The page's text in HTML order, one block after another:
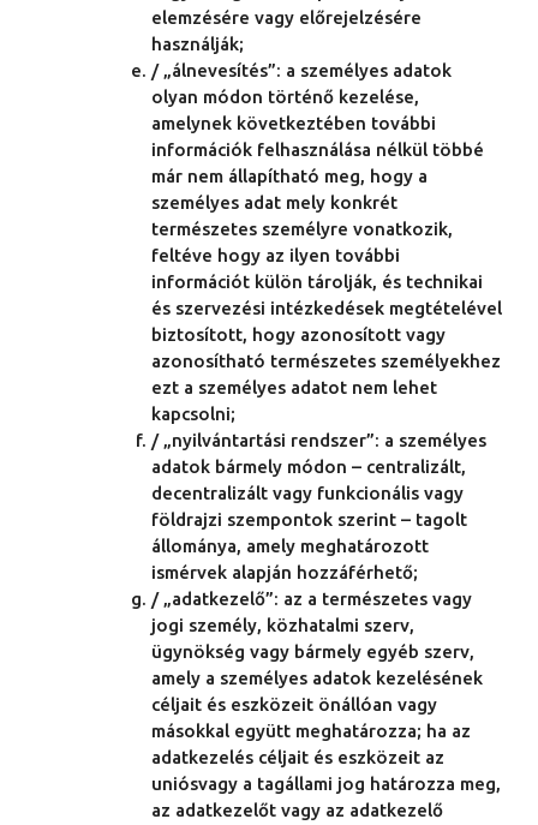
elemzésére vagy előrejelzésére
használják;
/ „álnevesítés”: a személyes adatok
olyan módon történő kezelése,
amelynek következtében további
információk felhasználása nélkül többé
már nem állapítható meg, hogy a
személyes adat mely konkrét
természetes személyre vonatkozik,
feltéve hogy az ilyen további
információt külön tárolják, és technikai
és szervezési intézkedések megtételével
biztosított, hogy azonosított vagy
azonosítható természetes személyekhez
ezt a személyes adatot nem lehet
kapcsolni;
/ „nyilvántartási rendszer”: a személyes
adatok bármely módon – centralizált,
decentralizált vagy funkcionális vagy
földrajzi szempontok szerint – tagolt
állománya, amely meghatározott
ismérvek alapján hozzáférhető;
/ „adatkezelő”: az a természetes vagy
jogi személy, közhatalmi szerv,
ügynökség vagy bármely egyéb szerv,
amely a személyes adatok kezelésének
céljait és eszközeit önállóan vagy
másokkal együtt meghatározza; ha az
adatkezelés céljait és eszközeit az
uniósvagy a tagállami jog határozza meg,
az adatkezelőt vagy az adatkezelő